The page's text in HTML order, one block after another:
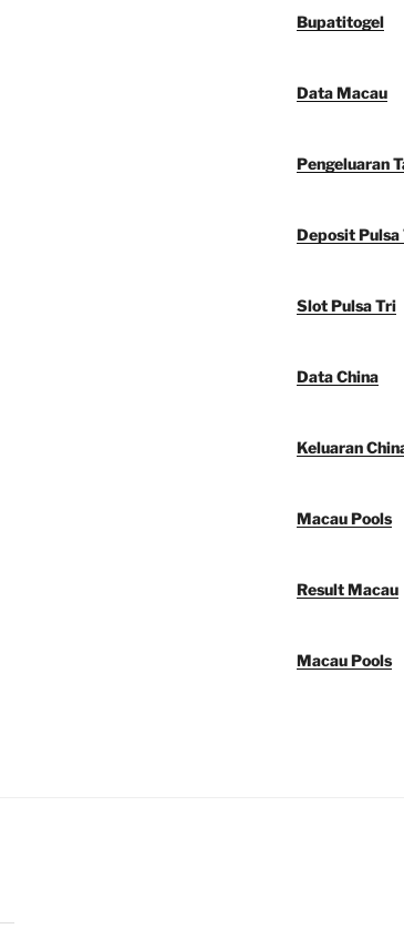
Bupatitogel
Data Macau
Pengeluaran
Deposit Pulsa
Slot Pulsa Tri
Data China
Keluaran
Macau Pools
Result Macau
Macau Pools